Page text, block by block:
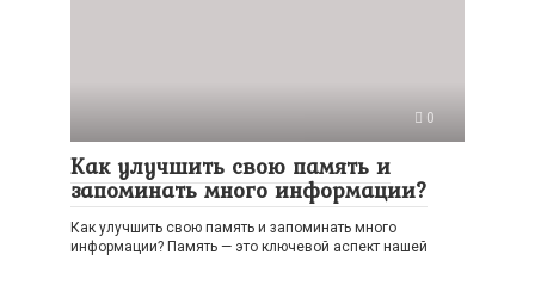
0
Как улучшить свою память и
запоминать много информации?
Как улучшить свою память и запоминать много
информации? Память — это ключевой аспект нашей